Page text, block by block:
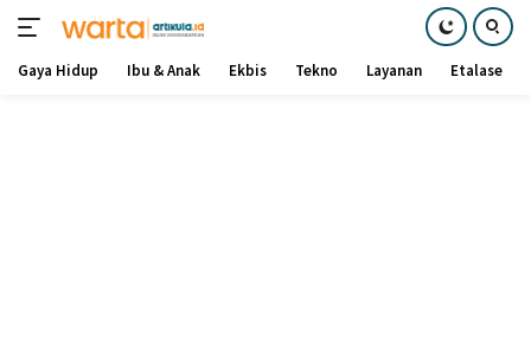
Gaya Hidup Ibu & Anak Ekbis Tekno Layanan Etalase